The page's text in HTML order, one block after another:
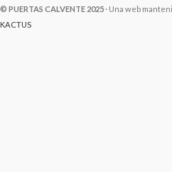
© PUERTAS CALVENTE 2025 · Una web
KACTUS